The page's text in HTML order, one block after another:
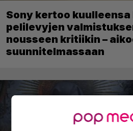
Sony kertoo
pelilevyjen
nousseen kritiikin –
suunnitelmassaan